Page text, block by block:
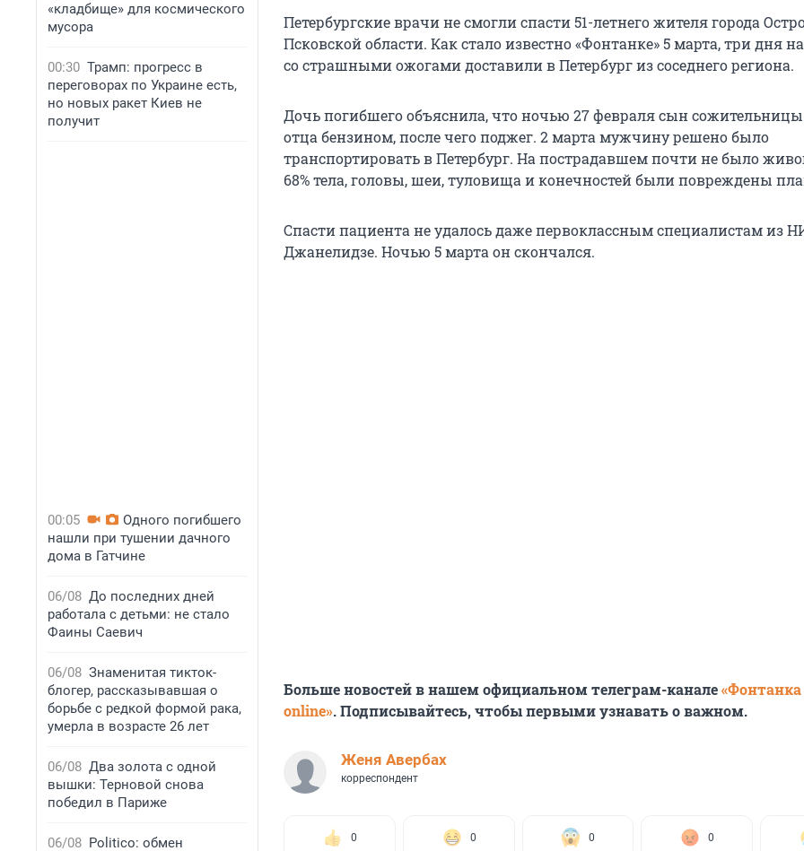
«кладбище» для космического
мусора
00:30 Трамп: прогресс в
переговорах по Украине есть,
но новых ракет Киев не
получит
00:05
Одного погибшего
нашли при тушении дачного
дома в Гатчине
06/08 До последних дней
работала с детьми: не стало
Фаины Саевич
06/08 Знаменитая тикток-
блогер, рассказывавшая о
борьбе с редкой формой рака,
умерла в возрасте 26 лет
06/08 Два золота с одной
вышки: Терновой снова
победил в Париже
06/08 Politico: обмен
Петербургские врачи не смогли спасти 51-летнего жителя города
Псковской области. Как стало известно «Фонтанке» 5 марта, три дня
со страшными ожогами доставили в Петербург из соседнего региона.
Дочь погибшего объяснила, что ночью 27 февраля сын сожительницы
отца бензином, после чего поджег. 2 марта мужчину решено было
транспортировать в Петербург. На пострадавшем почти не было
68% тела, головы, шеи, туловища и конечностей были повреждены
Спасти пациента не удалось даже первоклассным специалистам из
Джанелидзе. Ночью 5 марта он скончался.
Больше новостей в нашем официальном телеграм-канале«Фонтанка
online». Подписывайтесь, чтобы первыми узнавать о важном.
Женя Авербах
корреспондент
0 0 0 0